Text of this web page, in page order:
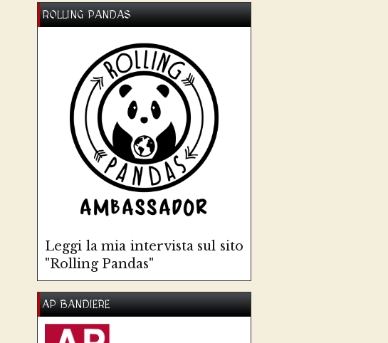
ROLLING PANDAS
Leggi la mia intervista sul sito
"Rolling Pandas"
AP BANDIERE